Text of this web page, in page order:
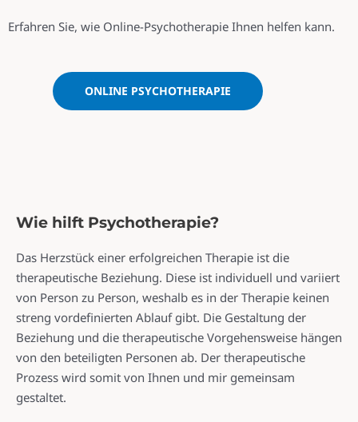
Erfahren Sie, wie Online-Psychotherapie Ihnen helfen kann.
ONLINE PSYCHOTHERAPIE
Wie hilft Psychotherapie?
Das Herzstück einer erfolgreichen Therapie ist die
therapeutische Beziehung. Diese ist individuell und variiert
von Person zu Person, weshalb es in der Therapie keinen
streng vordefinierten Ablauf gibt. Die Gestaltung der
Beziehung und die therapeutische Vorgehensweise hängen
von den beteiligten Personen ab. Der therapeutische
Prozess wird somit von Ihnen und mir gemeinsam
gestaltet.